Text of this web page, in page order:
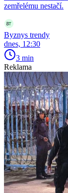
zemřelému nestačí.
Byznys trendy
dnes, 12:30
3 min
Reklama